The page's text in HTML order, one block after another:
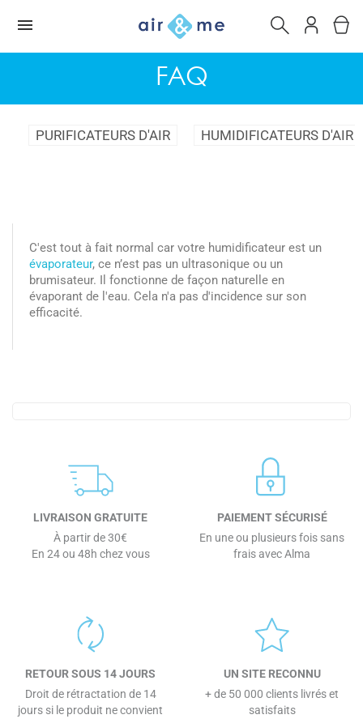
FAQ
PURIFICATEURS D'AIR HUMIDIFICATEURS D'AIR
C'est tout à fait normal car votre humidificateur est un
évaporateur, ce n’est pas un ultrasonique ou un
brumisateur. Il fonctionne de façon naturelle en
évaporant de l'eau. Cela n'a pas d'incidence sur son
efficacité.
LIVRAISON GRATUITE
À partir de 30€
En 24 ou 48h chez vous
PAIEMENT SÉCURISÉ
En une ou plusieurs fois sans
frais avec Alma
RETOUR SOUS 14 JOURS
Droit de rétractation de 14
jours si le produit ne convient
UN SITE RECONNU
+ de 50 000 clients livrés et
satisfaits